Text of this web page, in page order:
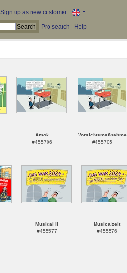
Sign up as new customer|
Pro search Help
Amok
#455706
Vorsichtsmaßnahme
#455705
Musical II
#455577
Musicalzeit
#455576